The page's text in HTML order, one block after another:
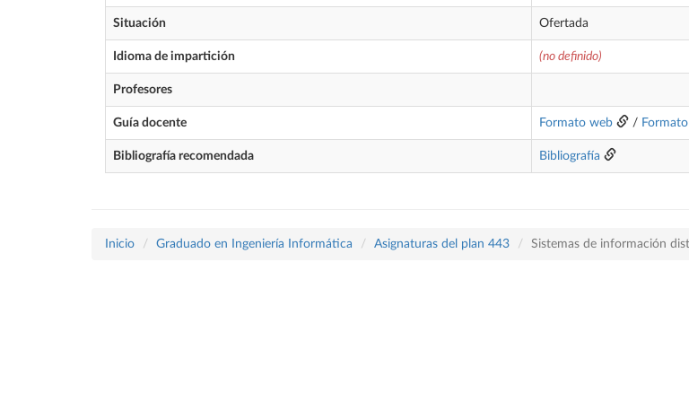
Situación Ofertada
Idioma de impartición (no definido)
Profesores
Guía docente Formato web /
Bibliografía recomendada Bibliografía
Inicio Graduado en Ingeniería Informática Asignaturas del plan 443 Sistemas de información